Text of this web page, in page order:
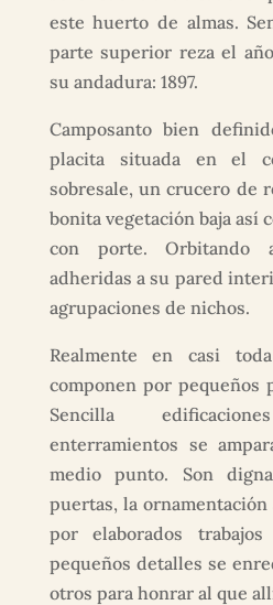
este huerto de almas.
parte superior reza el
su andadura: 1897.
Camposanto bien
placita situada en el
sobresale, un crucero de
bonita vegetación baja así
con porte.
adheridas a su pared
agrupaciones de nichos.
Realmente en casi
componen por pequeños
Sencilla
enterramientos se
medio punto. Son
puertas, la
por elaborados
pequeños detalles se
otros para honrar al que